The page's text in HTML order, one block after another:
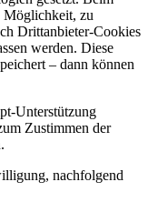
Möglichkeit, zu
Drittanbieter-Cookies
werden. Diese
– dann können
Unterstützung
Zustimmen der
nachfolgend